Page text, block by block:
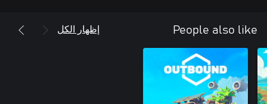
People also like إظهار الكل